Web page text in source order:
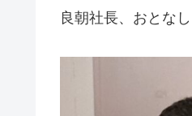
良朝社長、おとな